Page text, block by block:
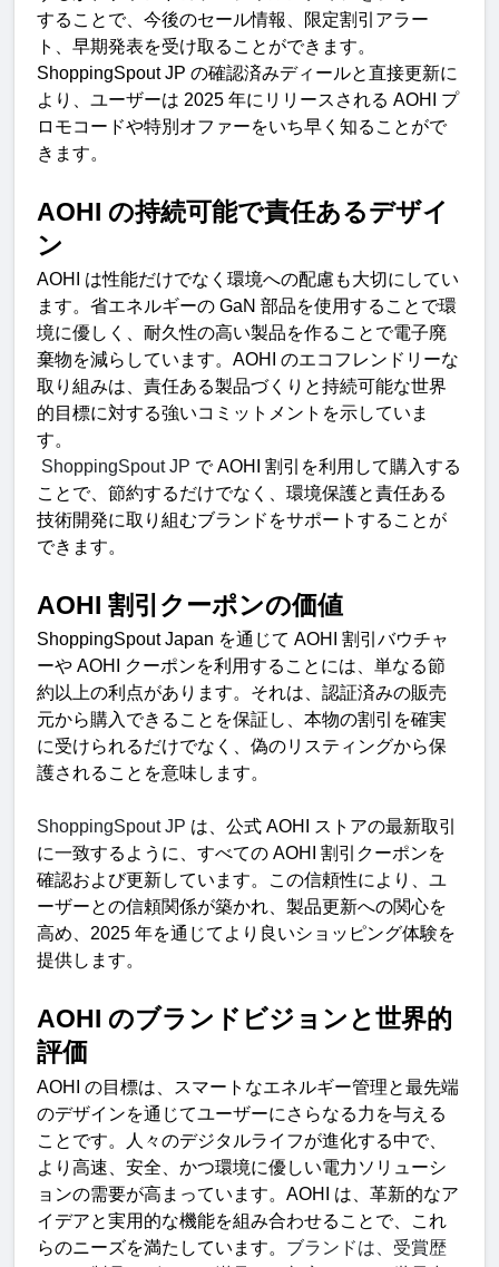
することで、今後のセール情報、限定割引アラー
ト、早期発表を受け取ることができます。
ShoppingSpout JP の確認済みディールと直接更新に
より、ユーザーは 2025 年にリリースされる AOHI プ
ロモコードや特別オファーをいち早く知ることがで
きます。
AOHI の持続可能で責任あるデザイ
ン
AOHI は性能だけでなく環境への配慮も大切にしてい
ます。省エネルギーの GaN 部品を使用することで環
境に優しく、耐久性の高い製品を作ることで電子廃
棄物を減らしています。 AOHI のエコフレンドリーな
取り組みは、責任ある製品づくりと持続可能な世界
的目標に対する強いコミットメントを示していま
す。
ShoppingSpout JP で AOHI 割引を利用して購入する
ことで、節約するだけでなく、環境保護と責任ある
技術開発に取り組むブランドをサポートすることが
できます。
AOHI 割引クーポンの価値
ShoppingSpout Japan を通じて AOHI 割引バウチャ
ーや AOHI
クーポンを利用することには、単なる節
約以上の利点があります。それは、認証済みの販売
元から購入できることを保証し、本物の割引を確実
に受けられるだけでなく、偽のリスティングから保
護されることを意味します。
ShoppingSpout JP は、公式 AOHI ストアの最新取引
に一致するように、すべての AOHI 割引クーポンを
確認および更新しています。この信頼性により、ユ
ーザーとの信頼関係が築かれ、製品更新への関心を
高め、 2025 年を通じてより良いショッピング体験を
提供します。
AOHI のブランドビジョンと世界的
評価
AOHI の目標は、スマートなエネルギー管理と最先端
のデザインを通じてユーザーにさらなる力を与える
ことです。人々のデジタルライフが進化する中で、
より高速、安全、かつ環境に優しい電力ソリューシ
ョンの需要が高まっています。 AOHI は、革新的なア
イデアと実用的な機能を組み合わせることで、これ
らのニーズを満たしています。 ブランドは、受賞歴